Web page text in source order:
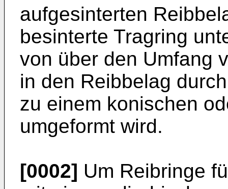
aufgesinterten
besinterte Tragring
von über den Umfang
in den Reibbelag
zu einem konischen
umgeformt wird.
[0002] Um Reibringe